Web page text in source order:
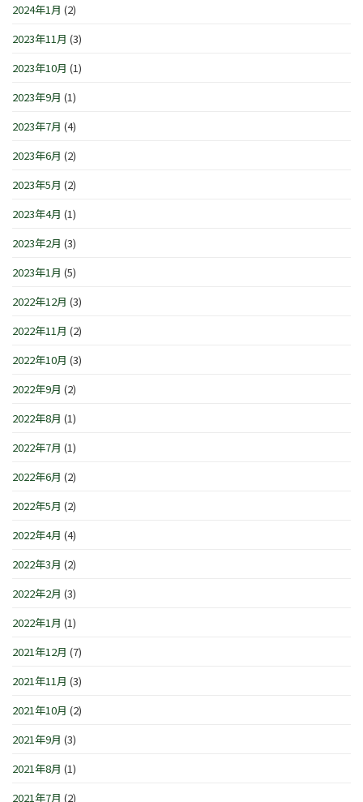
2024年1月 (2)
2023年11月 (3)
2023年10月 (1)
2023年9月 (1)
2023年7月 (4)
2023年6月 (2)
2023年5月 (2)
2023年4月 (1)
2023年2月 (3)
2023年1月 (5)
2022年12月 (3)
2022年11月 (2)
2022年10月 (3)
2022年9月 (2)
2022年8月 (1)
2022年7月 (1)
2022年6月 (2)
2022年5月 (2)
2022年4月 (4)
2022年3月 (2)
2022年2月 (3)
2022年1月 (1)
2021年12月 (7)
2021年11月 (3)
2021年10月 (2)
2021年9月 (3)
2021年8月 (1)
2021年7月 (2)